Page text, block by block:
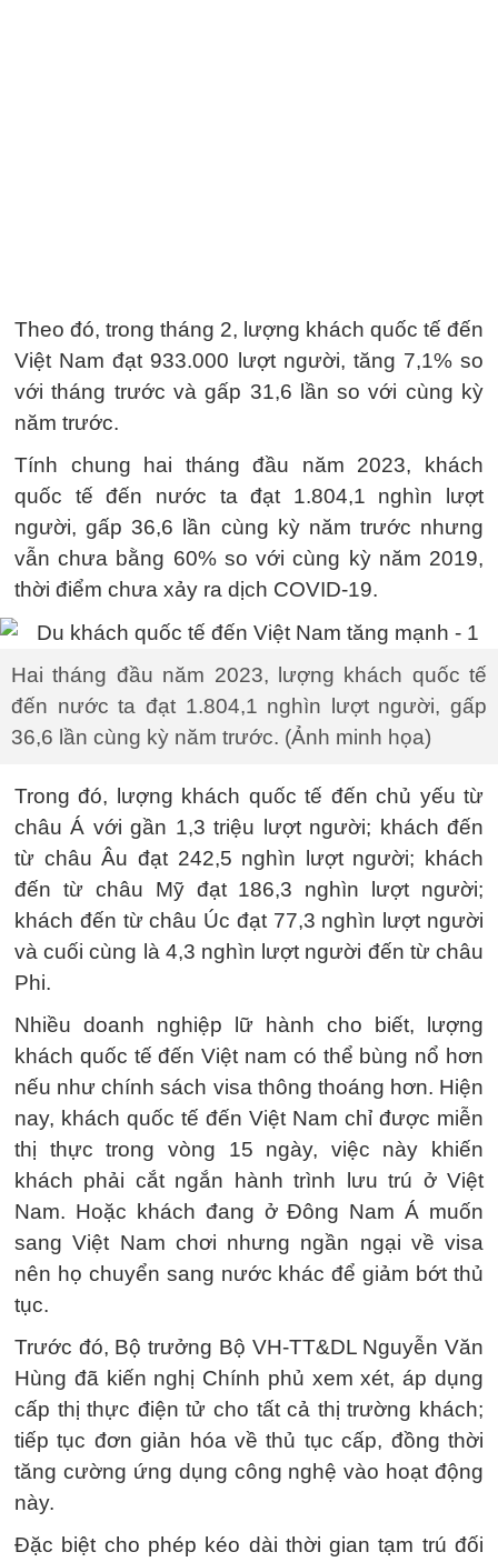
Theo đó, trong tháng 2, lượng khách quốc tế đến
Việt Nam đạt 933.000 lượt người, tăng 7,1% so
với tháng trước và gấp 31,6 lần so với cùng kỳ
năm trước.
Tính chung hai tháng đầu năm 2023, khách
quốc tế đến nước ta đạt 1.804,1 nghìn lượt
người, gấp 36,6 lần cùng kỳ năm trước nhưng
vẫn chưa bằng 60% so với cùng kỳ năm 2019,
thời điểm chưa xảy ra dịch COVID-19.
Hai tháng đầu năm 2023, lượng khách quốc tế
đến nước ta đạt 1.804,1 nghìn lượt người, gấp
36,6 lần cùng kỳ năm trước. (Ảnh minh họa)
Trong đó, lượng khách quốc tế đến chủ yếu từ
châu Á với gần 1,3 triệu lượt người; khách đến
từ châu Âu đạt 242,5 nghìn lượt người; khách
đến từ châu Mỹ đạt 186,3 nghìn lượt người;
khách đến từ châu Úc đạt 77,3 nghìn lượt người
và cuối cùng là 4,3 nghìn lượt người đến từ châu
Phi.
Nhiều doanh nghiệp lữ hành cho biết, lượng
khách quốc tế đến Việt nam có thể bùng nổ hơn
nếu như chính sách visa thông thoáng hơn. Hiện
nay, khách quốc tế đến Việt Nam chỉ được miễn
thị thực trong vòng 15 ngày, việc này khiến
khách phải cắt ngắn hành trình lưu trú ở Việt
Nam. Hoặc khách đang ở Đông Nam Á muốn
sang Việt Nam chơi nhưng ngần ngại về visa
nên họ chuyển sang nước khác để giảm bớt thủ
tục.
Trước đó, Bộ trưởng Bộ VH-TT&DL Nguyễn Văn
Hùng đã kiến nghị Chính phủ xem xét, áp dụng
cấp thị thực điện tử cho tất cả thị trường khách;
tiếp tục đơn giản hóa về thủ tục cấp, đồng thời
tăng cường ứng dụng công nghệ vào hoạt động
này.
Đặc biệt cho phép kéo dài thời gian tạm trú đối